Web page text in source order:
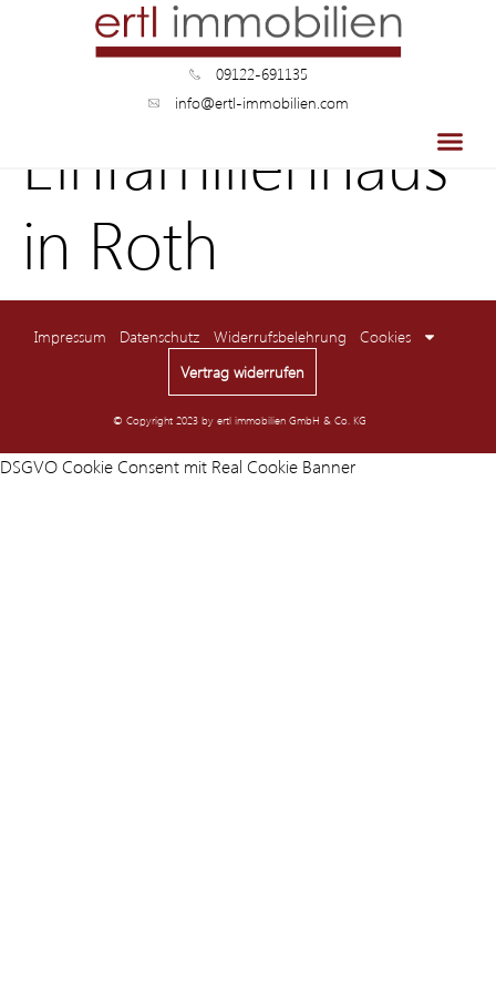
09122-691135
info@ertl-immobilien.com
Einfamilienhaus
in Roth
Impressum Datenschutz Widerrufsbelehrung
Cookies
Vertrag widerrufen
© Copyright 2023 by ertl immobilien GmbH & Co. KG
DSGVO Cookie Consent mit Real Cookie Banner